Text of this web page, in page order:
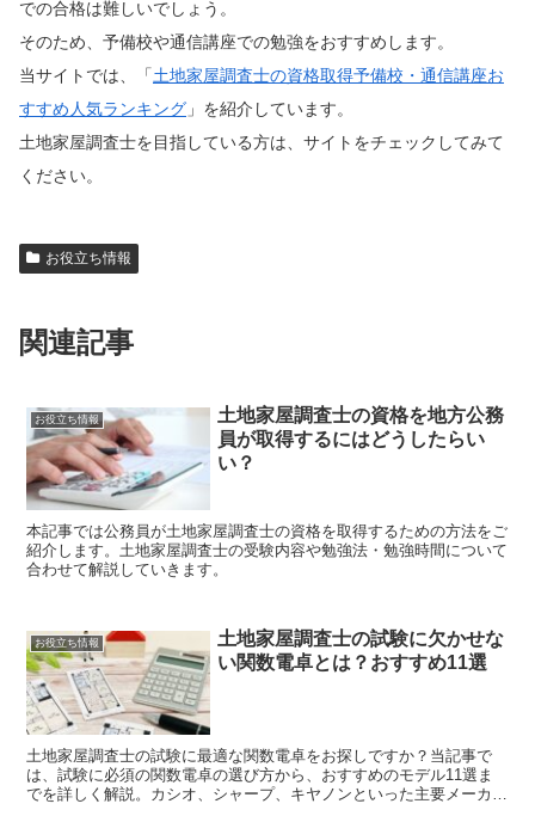
での合格は難しいでしょう。
そのため、予備校や通信講座での勉強をおすすめします。
当サイトでは、「土地家屋調査士の資格取得予備校・通信講座お
すすめ人気ランキング 」を紹介しています。
土地家屋調査士を目指している方は、サイトをチェックしてみて
ください。
お役立ち情報
関連記事
お役立ち情報
土地家屋調査士の資格を地方公務
員が取得するにはどうしたらい
い？
本記事では公務員が土地家屋調査士の資格を取得するための方法をご
紹介します。土地家屋調査士の受験内容や勉強法・勉強時間について
合わせて解説していきます。
お役立ち情報
土地家屋調査士の試験に欠かせな
い関数電卓とは？おすすめ11選
土地家屋調査士の試験に最適な関数電卓をお探しですか？当記事で
は、試験に必須の関数電卓の選び方から、おすすめのモデル11選ま
でを詳しく解説。カシオ、シャープ、キヤノンといった主要メーカー